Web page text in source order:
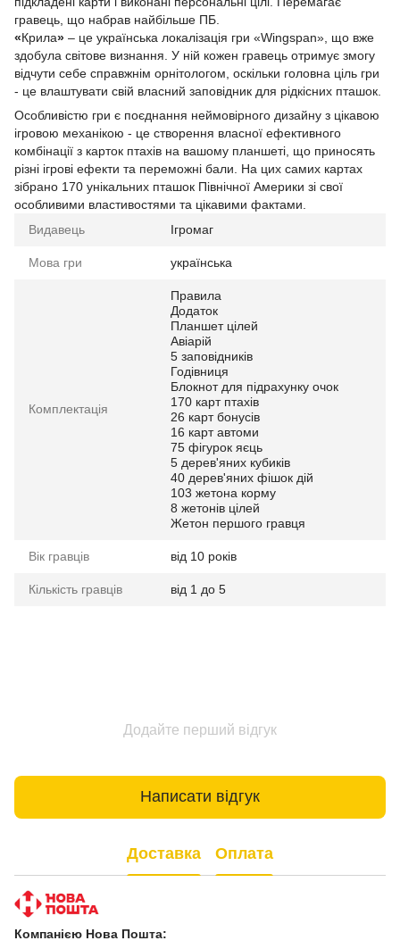
гравець, що набрав найбільше ПБ.
«Крила» – це українська локалізація гри «Wingspan», що вже
здобула світове визнання. У ній кожен гравець отримує змогу
відчути себе справжнім орнітологом, оскільки головна ціль гри
- це влаштувати свій власний заповідник для рідкісних пташок.
Особливістю гри є поєднання неймовірного дизайну з цікавою
ігровою механікою - це створення власної ефективного
комбінації з карток птахів на вашому планшеті, що приносять
різні ігрові ефекти та переможні бали. На цих самих картах
зібрано 170 унікальних пташок Північної Америки зі свої
особливими властивостями та цікавими фактами.
Видавець
Ігромаг
Мова гри українська
Комплектація
Правила
Додаток
Планшет цілей
Авіарій
5 заповідників
Годівниця
Блокнот для підрахунку очок
170 карт птахів
26 карт бонусів
16 карт автоми
75 фігурок яєць
5 дерев'яних кубиків
40 дерев'яних фішок дій
103 жетона корму
8 жетонів цілей
Жетон першого гравця
Вік гравців від 10 років
Кількість гравців від 1 до 5
Додайте перший відгук
Написати відгук
Доставка Оплата
Компанією Нова Пошта: